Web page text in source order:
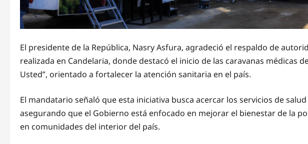
El presidente de la República, Nasry Asfura, agradeció el respaldo de
realizada en Candelaria, donde destacó el inicio de las caravanas médicas
Usted”, orientado a fortalecer la atención sanitaria en el país.
El mandatario señaló que esta iniciativa busca acercar los servicios de
asegurando que el Gobierno está enfocado en mejorar el bienestar de la
en comunidades del interior del país.